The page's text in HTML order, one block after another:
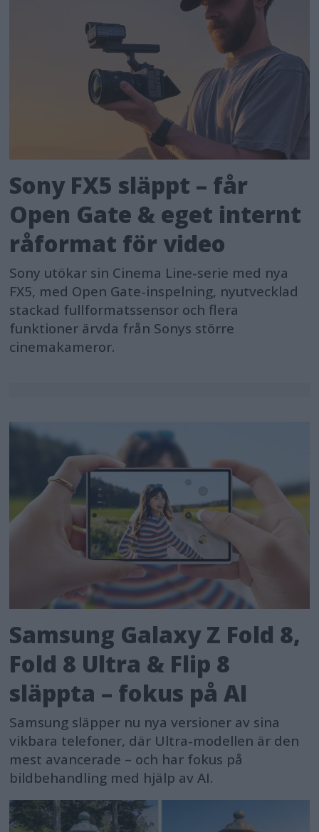
Sony FX5 släppt – får
Open Gate & eget internt
råformat för video
Sony utökar sin Cinema Line-serie med nya
FX5, med Open Gate-inspelning, nyutvecklad
stackad fullformatssensor och flera
funktioner ärvda från Sonys större
cinemakameror.
Samsung Galaxy Z Fold 8,
Fold 8 Ultra & Flip 8
släppta – fokus på AI
Samsung släpper nu nya versioner av sina
vikbara telefoner, där Ultra-modellen är den
mest avancerade – och har fokus på
bildbehandling med hjälp av AI.